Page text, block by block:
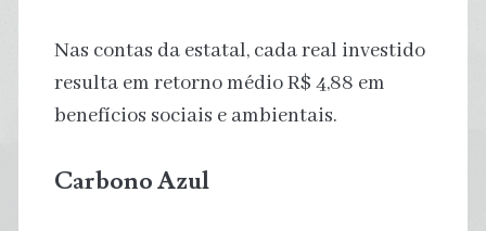
Nas contas da estatal, cada real investido
resulta em retorno médio R$ 4,88 em
benefícios sociais e ambientais.
Carbono Azul